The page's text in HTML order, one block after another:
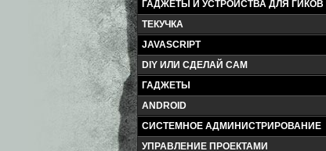
ГАДЖЕТЫ И УСТРОЙСТВА ДЛЯ ГИКОВ
ТЕКУЧКА
JAVASCRIPT
DIY ИЛИ СДЕЛАЙ САМ
ГАДЖЕТЫ
ANDROID
СИСТЕМНОЕ АДМИНИСТРИРОВАНИЕ
УПРАВЛЕНИЕ ПРОЕКТАМИ